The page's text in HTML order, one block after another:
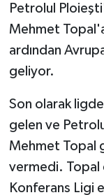
Petrolul
Mehmet
ardından
geliyor.
Son olarak
gelen ve
Mehmet Topal
vermedi. Topal
Konferans Ligi